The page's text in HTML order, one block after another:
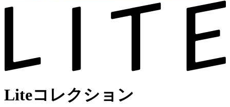
Liteコレクション